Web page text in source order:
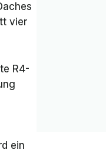
vier
R4-
ein